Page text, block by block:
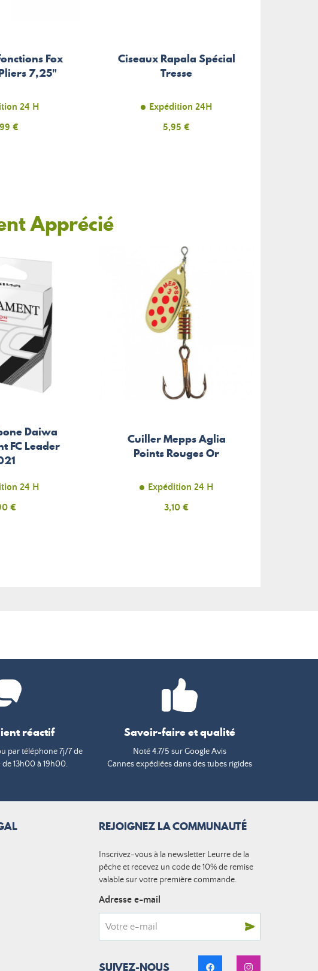
Fox
7,25"
24 H
€
Ciseaux Rapala Spécial
Tresse
Expédition 24H
Prix
5,95 €
Apprécié
Daiwa
FC Leader
24 H
€
Cuiller Mepps Aglia
Points Rouges Or
Expédition 24 H
Prix
3,10 €
réactif
par téléphone 7j/7 de
13h00 à 19h00.
Savoir-faire et qualité
Noté 4.7/5 sur Google Avis
Cannes expédiées dans des tubes rigides
REJOIGNEZ LA COMMUNAUTÉ
Inscrivez-vous à la newsletter Leurre de la
pêche et recevez un code de 10% de remise
valable sur votre première commande.
Adresse e-mail
SUIVEZ-NOUS